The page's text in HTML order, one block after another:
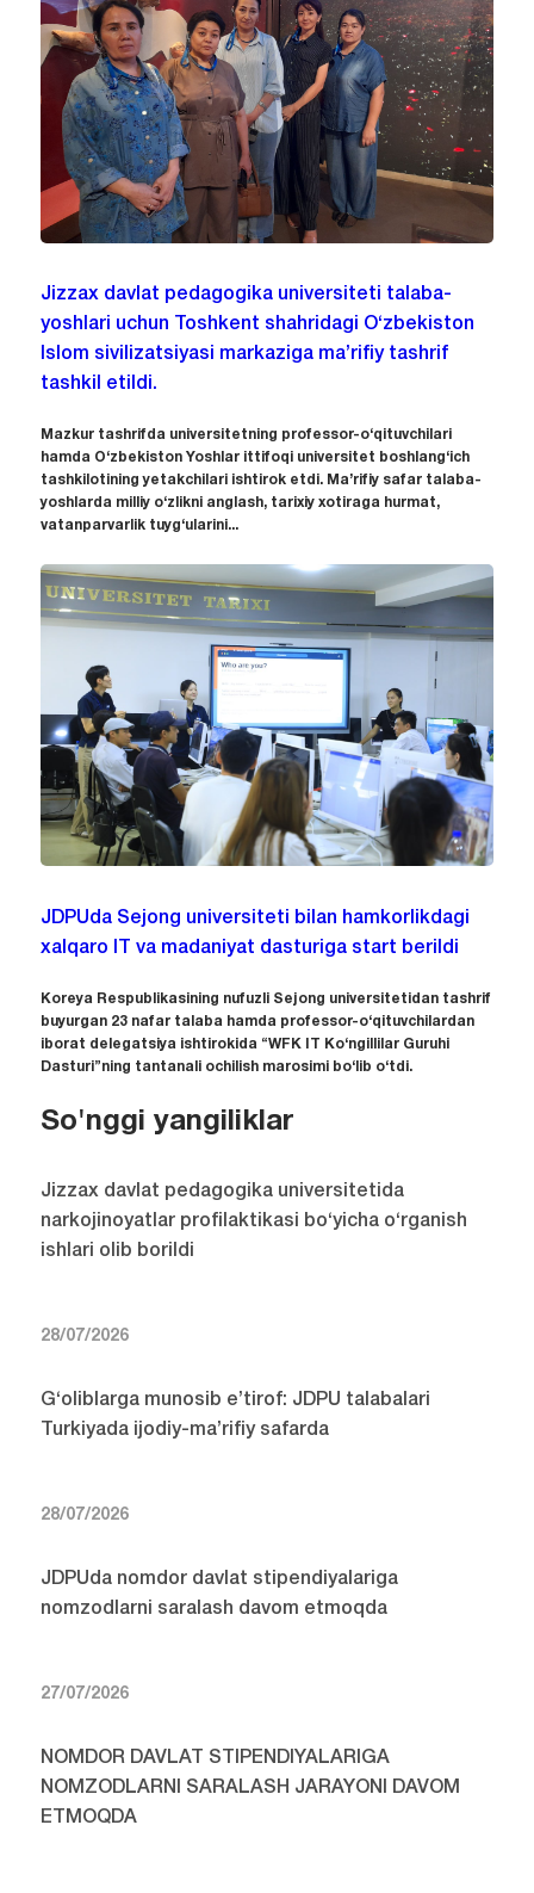
Jizzax davlat pedagogika universiteti talaba-
yoshlari uchun Toshkent shahridagi O‘zbekiston
Islom sivilizatsiyasi markaziga ma’rifiy tashrif
tashkil etildi.
Mazkur tashrifda universitetning professor-o‘qituvchilari
hamda O‘zbekiston Yoshlar ittifoqi universitet boshlang‘ich
tashkilotining yetakchilari ishtirok etdi. Ma’rifiy safar talaba-
yoshlarda milliy o‘zlikni anglash, tarixiy xotiraga hurmat,
vatanparvarlik tuyg‘ularini...
JDPUda Sejong universiteti bilan hamkorlikdagi
xalqaro IT va madaniyat dasturiga start berildi
Koreya Respublikasining nufuzli Sejong universitetidan tashrif
buyurgan 23 nafar talaba hamda professor-o‘qituvchilardan
iborat delegatsiya ishtirokida “WFK IT Ko‘ngillilar Guruhi
Dasturi”ning tantanali ochilish marosimi bo‘lib o‘tdi.
So'nggi yangiliklar
Jizzax davlat pedagogika universitetida
narkojinoyatlar profilaktikasi bo‘yicha o‘rganish
ishlari olib borildi
28/07/2026
G‘oliblarga munosib e’tirof: JDPU talabalari
Turkiyada ijodiy-ma’rifiy safarda
28/07/2026
JDPUda nomdor davlat stipendiyalariga
nomzodlarni saralash davom etmoqda
27/07/2026
NOMDOR DAVLAT STIPENDIYALARIGA
NOMZODLARNI SARALASH JARAYONI DAVOM
ETMOQDA